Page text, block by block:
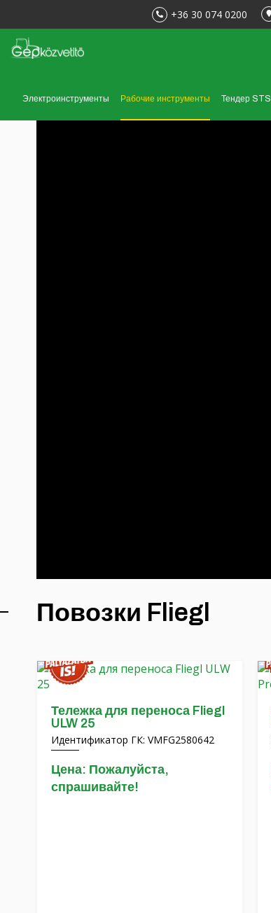
+36 30 074 0200
Электроинструменты Рабочие инструменты Тендер STS
Повозки Fliegl
Тележка для переноса Fliegl
ULW 25
Идентификатор ГК: VMFG2580642
Цена: Пожалуйста,
спрашивайте!